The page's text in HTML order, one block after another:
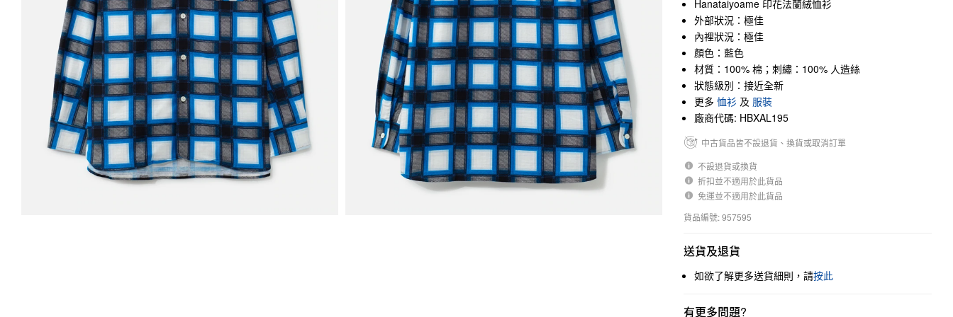
Hanataiyoame 印花法蘭絨恤衫
外部狀況：極佳
內裡狀況：極佳
顏色：藍色
材質：100% 棉；刺繡：100% 人造絲
狀態級別：接近全新
更多 恤衫 及 服裝
廠商代碼: HBXAL195
中古貨品皆不設退貨、換貨或取消訂單
不設退貨或換貨
折扣並不適用於此貨品
免運並不適用於此貨品
貨品編號: 957595
送貨及退貨
如欲了解更多送貨細則，請按此
有更多問題?